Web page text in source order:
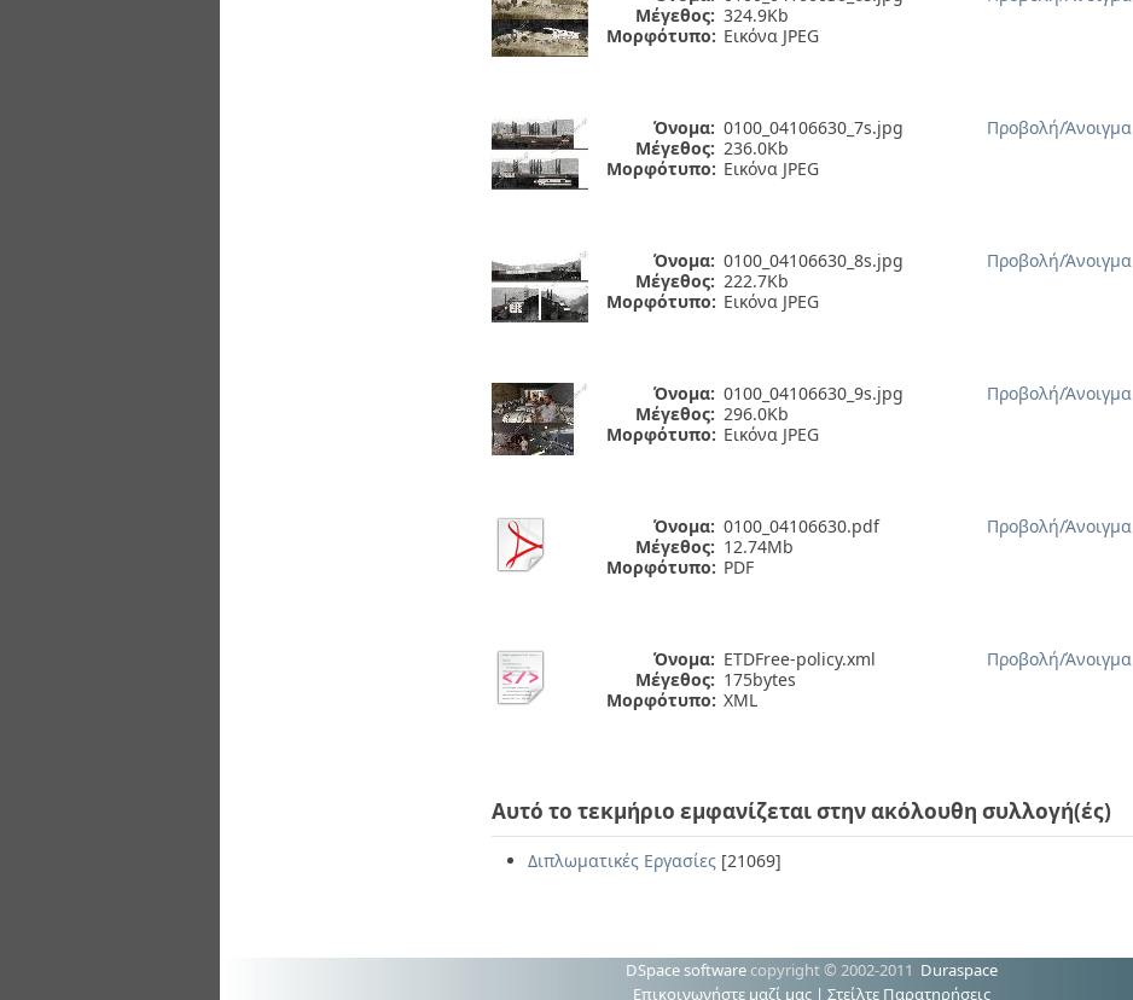
Μέγεθος: 324.9Kb
Μορφότυπο: Εικόνα JPEG
Όνομα: 0100_04106630_7s.jpg
Μέγεθος: 236.0Kb
Μορφότυπο: Εικόνα JPEG
Προβολή/Άνοιγμα
Όνομα: 0100_04106630_8s.jpg
Μέγεθος: 222.7Kb
Μορφότυπο: Εικόνα JPEG
Προβολή/Άνοιγμα
Όνομα: 0100_04106630_9s.jpg
Μέγεθος: 296.0Kb
Μορφότυπο: Εικόνα JPEG
Προβολή/Άνοιγμα
Όνομα: 0100_04106630.pdf
Μέγεθος: 12.74Mb
Μορφότυπο: PDF
Προβολή/Άνοιγμα
Όνομα: ETDFree-policy.xml
Μέγεθος: 175bytes
Μορφότυπο: XML
Προβολή/Άνοιγμα
Αυτό το τεκμήριο εμφανίζεται στην ακόλουθη συλλογή(ές)
Διπλωματικές Εργασίες [21069]
DSpace software copyright © 2002-2011 Duraspace
Επικοινωνήστε μαζί μας | Στείλτε Παρατηρήσεις